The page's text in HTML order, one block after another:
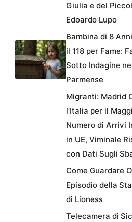
Giulia e del
Edoardo Lupo
Bambina di 8
il 118 per Fame:
Sotto Indagine
Parmense
Migranti: Madrid
l’Italia per il
Numero di Arrivi
in UE, Viminale
con Dati Sugli
Come Guardare
Episodio della
di Lioness
Telecamera di